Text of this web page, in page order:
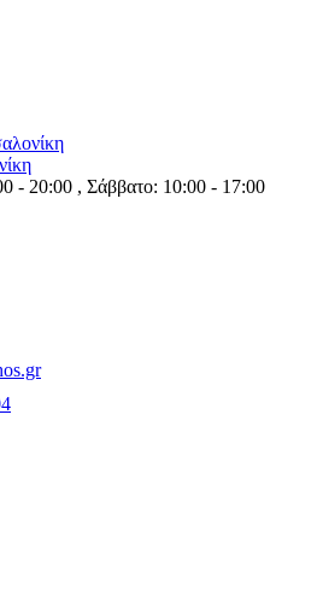
- 20:00 , Σάββατο: 10:00 - 17:00